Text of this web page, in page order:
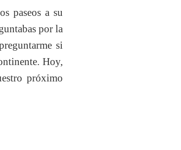
paseos a su
por la
si
Hoy,
próximo